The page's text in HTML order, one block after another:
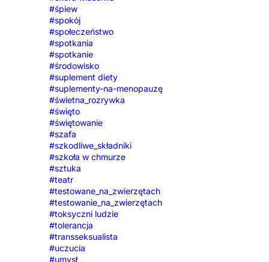
#śpiew
#spokój
#społeczeństwo
#spotkania
#spotkanie
#środowisko
#suplement diety
#suplementy-na-menopauzę
#świetna_rozrywka
#święto
#świętowanie
#szafa
#szkodliwe_składniki
#szkoła w chmurze
#sztuka
#teatr
#testowane_na_zwierzętach
#testowanie_na_zwierzętach
#toksyczni ludzie
#tolerancja
#transseksualista
#uczucia
#umysł